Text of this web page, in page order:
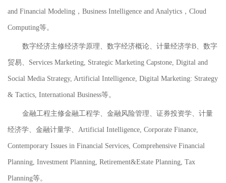
and Financial Modeling，Business Intelligence and Analytics，Cloud
Computing等。
数字经济主修经济学原理、数字经济概论、计量经济学B、数字
贸易、Services Marketing, Strategic Marketing Capstone, Digital and
Social Media Strategy, Artificial Intelligence, Digital Marketing: Strategy
& Tactics, International Business等。
金融工程主修金融工程学、金融风险管理、证券投资学、计量
经济学、金融计量学、Artificial Intelligence, Corporate Finance,
Contemporary Issues in Financial Services, Comprehensive Financial
Planning, Investment Planning, Retirement&Estate Planning, Tax
Planning等。